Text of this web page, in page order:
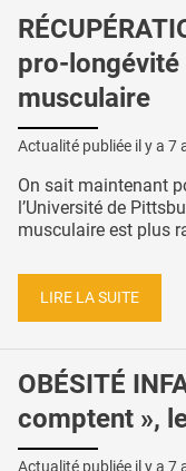
pro-
musculaire
Actualité publiée il y a 7
On sait maintenant
l’Université de
musculaire est plus
LIRE LA SUITE
OBÉSITÉ
comptent »,
Actualité publiée il y a 7